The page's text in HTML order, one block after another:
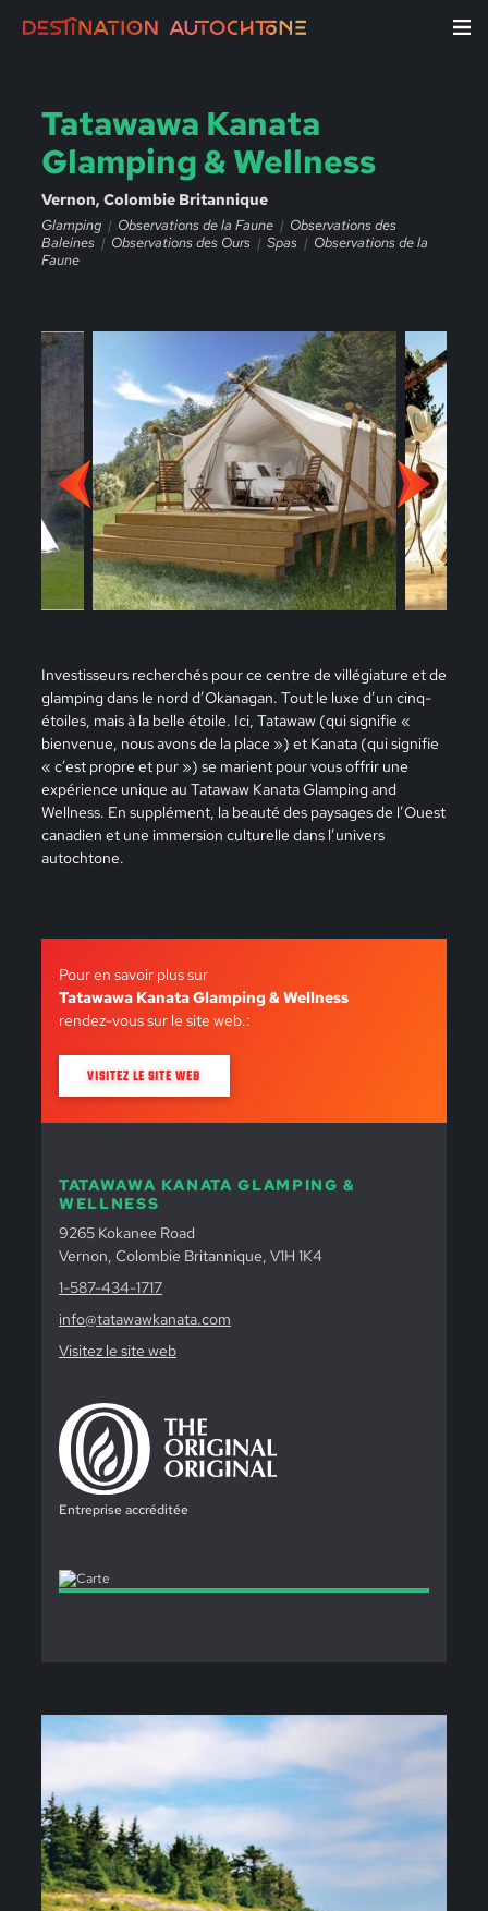
Tatawawa Kanata
Glamping & Wellness
Vernon, Colombie Britannique
Glamping Observations de la Faune
Observations des
Baleines
Observations des Ours Spas
Observations de la
Faune
Investisseurs recherchés pour ce centre de villégiature et de
glamping dans le nord d’Okanagan. Tout le luxe d’un cinq-
étoiles, mais à la belle étoile. Ici, Tatawaw (qui signifie «
bienvenue, nous avons de la place ») et Kanata (qui signifie
« c’est propre et pur ») se marient pour vous offrir une
expérience unique au Tatawaw Kanata Glamping and
Wellness. En supplément, la beauté des paysages de l’Ouest
canadien et une immersion culturelle dans l’univers
autochtone.
Pour en savoir plus sur
Tatawawa Kanata Glamping & Wellness
rendez-vous sur le site web.:
VISITEZ LE SITE WEB
TATAWAWA KANATA GLAMPING &
WELLNESS
9265 Kokanee Road
Vernon, Colombie Britannique, V1H 1K4
1-587-434-1717
info@tatawawkanata.com
Visitez le site web
Entreprise accréditée